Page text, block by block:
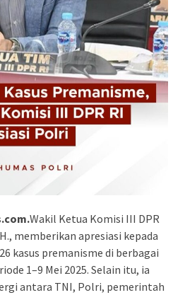
Wakil Ketua Komisi III DPR
memberikan apresiasi kepada
kasus premanisme di berbagai
1–9 Mei 2025. Selain itu, ia
antara TNI, Polri, pemerintah